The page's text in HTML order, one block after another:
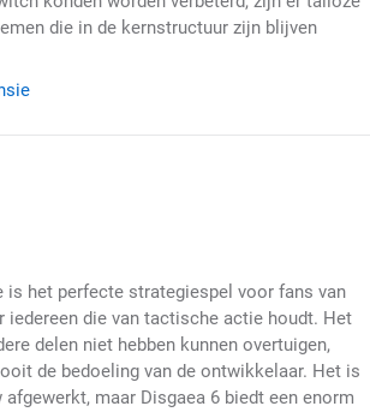
die in de kernstructuur zijn blijven
is het perfecte strategiespel voor fans van
iedereen die van tactische actie houdt. Het
delen niet hebben kunnen overtuigen,
de bedoeling van de ontwikkelaar. Het is
afgewerkt, maar Disgaea 6 biedt een enorm